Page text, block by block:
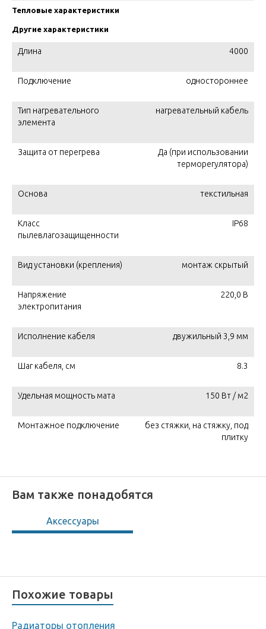
Тепловые характеристики
Другие характеристики
Длина 4000
Подключение одностороннее
Тип нагревательного
элемента
нагревательный кабель
Защита от перегрева
Да (при использовании
терморегулятора)
Основа текстильная
Класс
пылевлагозащищенности
IP68
Вид установки (крепления) монтаж скрытый
Напряжение
электропитания
220,0 В
Исполнение кабеля двужильный 3,9 мм
Шаг кабеля, см 8.3
Удельная мощность мата 150 Вт / м2
Монтажное подключение
без стяжки, на стяжку, под
плитку
Вам также понадобятся
Аксессуары
Похожие товары
Радиаторы отопления